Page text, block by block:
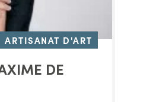
ARTISANAT D'ART
DE